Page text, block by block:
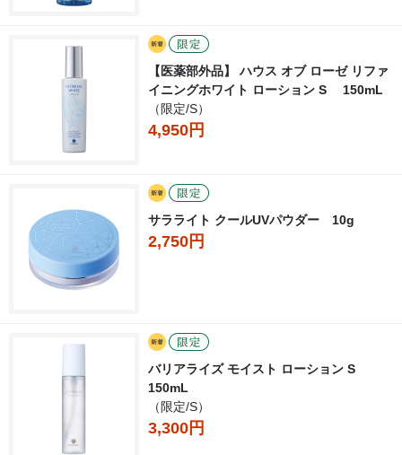
【医薬部外品】 ハウス オブ ローゼ リファ
イニングホワイト ローション S 150mL
（限定/S）
4,950円
サラライト クールUVパウダー 10g
2,750円
バリアライズ モイスト ローション S
150mL
（限定/S）
3,300円